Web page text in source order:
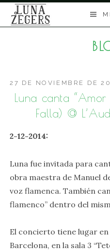
Skip
Luna canta
Falla) @
27 DE NOVIEMBRE DE
2-12-2014:
Luna fue invitada para
obra maestra de Manuel
voz flamenca. También
flamenco” dentro del
El concierto tiene lugar en
Barcelona, en la sala 3